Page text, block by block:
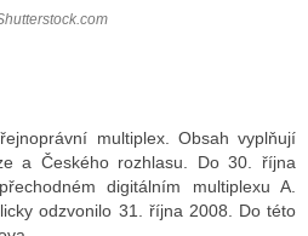
multiplex. Obsah vyplňují
a Českého rozhlasu. Do 30. října
digitálním multiplexu A.
odzvonilo 31. října 2008. Do této